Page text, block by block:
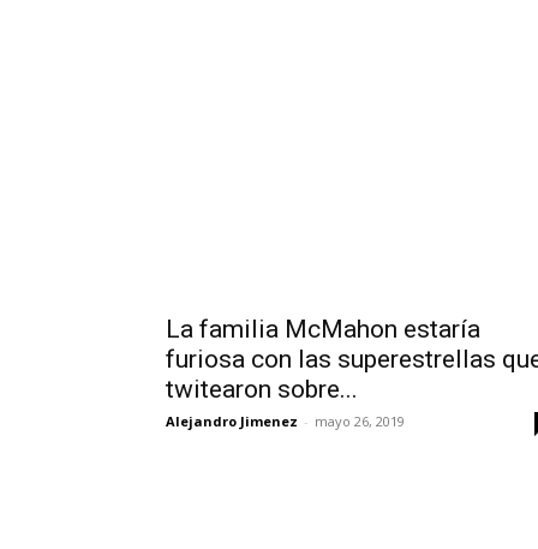
La familia McMahon estaría
furiosa con las superestrellas
twitearon sobre...
Alejandro Jimenez - mayo 26, 2019